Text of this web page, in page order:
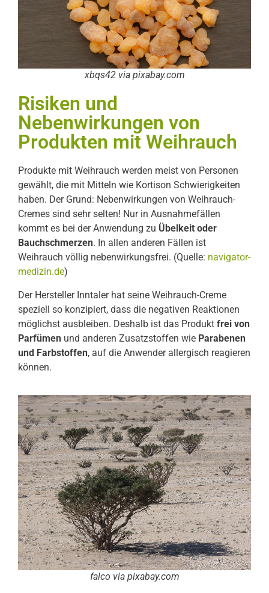
xbqs42 via pixabay.com
Risiken und
Nebenwirkungen von
Produkten mit Weihrauch
Produkte mit Weihrauch werden meist von Personen
gewählt, die mit Mitteln wie Kortison Schwierigkeiten
haben. Der Grund: Nebenwirkungen von Weihrauch-
Cremes sind sehr selten! Nur in Ausnahmefällen
kommt es bei der Anwendung zu Übelkeit oder
Bauchschmerzen. In allen anderen Fällen ist
Weihrauch völlig nebenwirkungsfrei. (Quelle: navigator-
medizin.de)
Der Hersteller Inntaler hat seine Weihrauch-Creme
speziell so konzipiert, dass die negativen Reaktionen
möglichst ausbleiben. Deshalb ist das Produkt frei von
Parfümen und anderen Zusatzstoffen wie Parabenen
und Farbstoffen, auf die Anwender allergisch reagieren
können.
falco via pixabay.com